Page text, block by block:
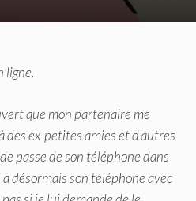
ligne.
que mon partenaire me
des ex-petites amies et d'autres
passe de son téléphone dans
désormais son téléphone avec